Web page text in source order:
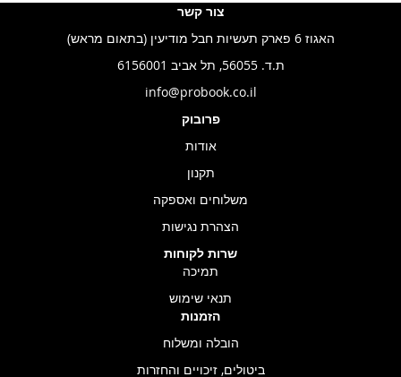
צור קשר
האגוז 6 פארק תעשיות חבל מודיעין (בתאום מראש)
ת.ד. 56055, תל אביב 6156001
info@probook.co.il
פרובוק
אודות
תקנון
משלוחים ואספקה
הצהרת נגישות
שרות לקוחות
תמיכה
תנאי שימוש
הזמנות
הובלה ומשלוח
ביטולים, זיכויים והחזרות